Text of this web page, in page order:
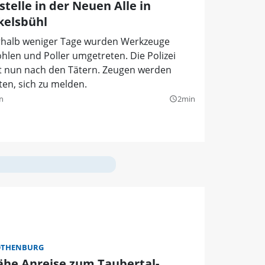
in der Neuen Alle in
weniger Tage wurden Werkzeuge
und Poller umgetreten. Die Polizei
nun nach den Tätern. Zeugen werden
sich zu melden.
query_builder2min